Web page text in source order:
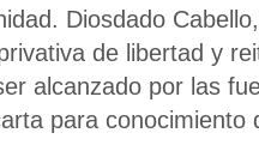
Diosdado
de libertad y
alcanzado por las
para conocimiento